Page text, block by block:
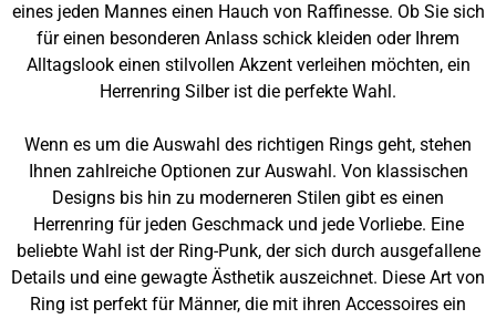
eines jeden Mannes einen Hauch von Raffinesse. Ob Sie sich
für einen besonderen Anlass schick kleiden oder Ihrem
Alltagslook einen stilvollen Akzent verleihen möchten, ein
Herrenring Silber ist die perfekte Wahl.
Wenn es um die Auswahl des richtigen Rings geht, stehen
Ihnen zahlreiche Optionen zur Auswahl. Von klassischen
Designs bis hin zu moderneren Stilen gibt es einen
Herrenring für jeden Geschmack und jede Vorliebe. Eine
beliebte Wahl ist der Ring-Punk, der sich durch ausgefallene
Details und eine gewagte Ästhetik auszeichnet. Diese Art von
Ring ist perfekt für Männer, die mit ihren Accessoires ein